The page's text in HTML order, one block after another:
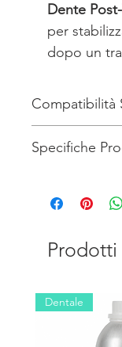
Dente
per
dopo un
Compatibilità
Keyprint
Specifiche
flessione
flessione
Dentale